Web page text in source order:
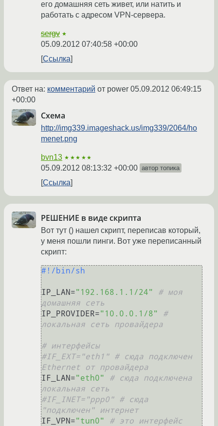
его домашняя сеть живет, или натить и
работать с адресом VPN-сервера.
sergv ★
05.09.2012 07:40:58 +00:00
Ссылка
Ответ на: комментарий от power 05.09.2012 06:49:15
+00:00
Схема
http://img339.imageshack.us/img339/2064/ho
menet.png
bvn13 ★★★★★
05.09.2012 08:13:32 +00:00 автор топика
Ссылка
РЕШЕНИЕ в виде скрипта
Вот тут () нашел скрипт, переписав который,
у меня пошли пинги. Вот уже переписанный
скрипт:
#!/bin/sh
IP_LAN="192.168.1.1/24"
# моя
домашняя сеть
IP_PROVIDER="10.0.0.1/8"
#
локальная сеть провайдера
# интерфейсы
#IF_EXT="eth1" # сюда подключен
Ethernet от провайдера
IF_LAN="eth0"
# сюда подключена
локальная сеть
#IF_INET="ppp0" # сюда
"подключен" интернет
IF_VPN="tun0"
# это интерфейс